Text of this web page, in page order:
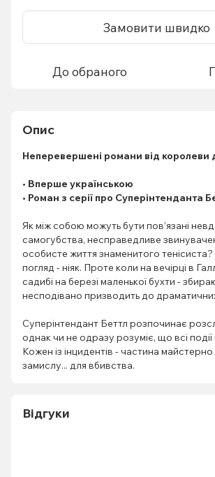
Замовити швидко
До обраного
Опис
Неперевершені романи від королеви
• Вперше українською
• Роман з серії про Суперінтенданта
Як між собою можуть бути пов’язані
самогубства, несправедливе
особисте життя знаменитого
погляд - ніяк. Проте коли на вечірці в
садибі на березі маленької бухти -
несподівано призводить до
Суперінтендант Беттл розпочинає
однак чи не одразу розуміє, що всі події
Кожен із інцидентів - частина
замислу... для вбивства.
Відгуки